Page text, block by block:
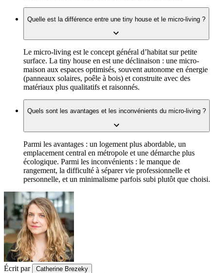
Quelle est la différence entre une tiny house et le micro-living ?
Le micro-living est le concept général d’habitat sur petite
surface. La tiny house en est une déclinaison : une micro-
maison aux espaces optimisés, souvent autonome en énergie
(panneaux solaires, poêle à bois) et construite avec des
matériaux plus qualitatifs et raisonnés.
Quels sont les avantages et les inconvénients du micro-living ?
Parmi les avantages : un logement plus abordable, un
emplacement central en métropole et une démarche plus
écologique. Parmi les inconvénients : le manque de
rangement, la difficulté à séparer vie professionnelle et
personnelle, et un minimalisme parfois subi plutôt que choisi.
Écrit par Catherine Brezeky